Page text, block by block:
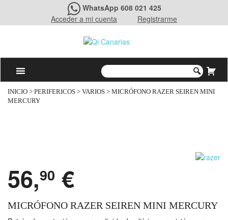
WhatsApp 608 021 425
Acceder a mi cuenta
Registrarme
INICIO > PERIFERICOS > VARIOS > MICRÓFONO RAZER SEIREN MINI
MERCURY
56,90 €
MICRÓFONO RAZER SEIREN MINI MERCURY